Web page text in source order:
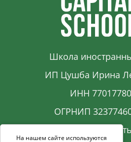
Школа
ИП Цушба Ирина
ИНН
ОГРНИП
Московская
На нашем сайте используются